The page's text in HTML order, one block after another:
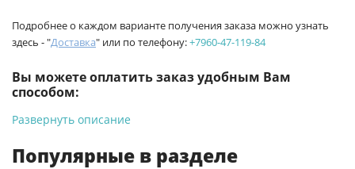
Подробнее о каждом варианте получения заказа можно узнать
здесь - "Доставка" или по телефону:+7960-47-119-84
Вы можете оплатить заказ удобным Вам
способом:
-Банковской картой на сайте ProffЭлектро. Данный вид
Развернуть описание
Популярные в разделе